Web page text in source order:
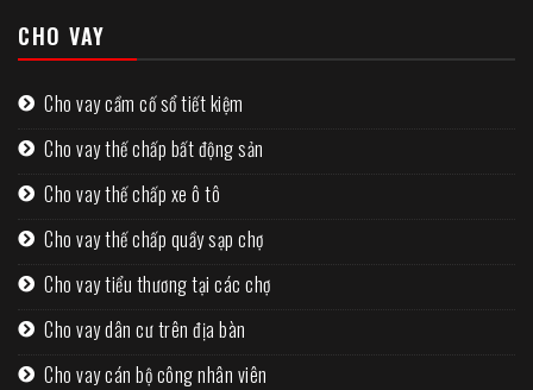
CHO VAY
Cho vay cầm cố sổ tiết kiệm
Cho vay thế chấp bất động sản
Cho vay thế chấp xe ô tô
Cho vay thế chấp quầy sạp chợ
Cho vay tiểu thương tại các chợ
Cho vay dân cư trên địa bàn
Cho vay cán bộ công nhân viên